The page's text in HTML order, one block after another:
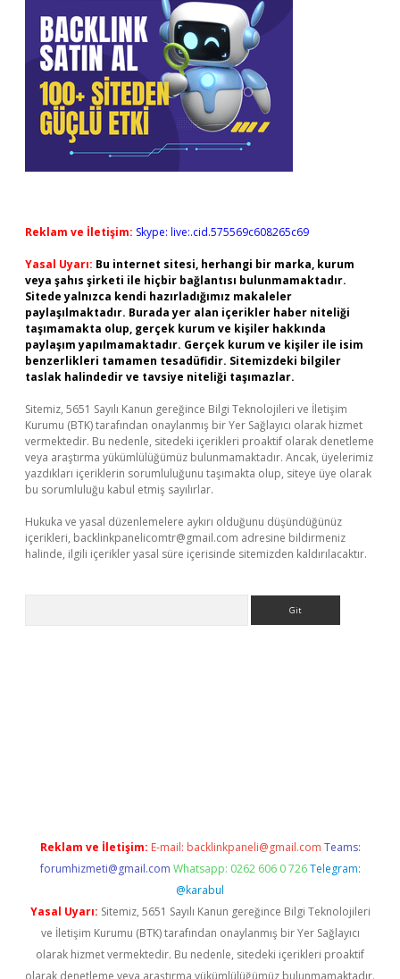
Reklam ve İletişim: Skype: live:.cid.575569c608265c69
Yasal Uyarı: Bu internet sitesi, herhangi bir marka, kurum
veya şahıs şirketi ile hiçbir bağlantısı bulunmamaktadır.
Sitede yalnızca kendi hazırladığımız makaleler
paylaşılmaktadır. Burada yer alan içerikler haber niteliği
taşımamakta olup, gerçek kurum ve kişiler hakkında
paylaşım yapılmamaktadır. Gerçek kurum ve kişiler ile isim
benzerlikleri tamamen tesadüfidir. Sitemizdeki bilgiler
taslak halindedir ve tavsiye niteliği taşımazlar.
Sitemiz, 5651 Sayılı Kanun gereğince Bilgi Teknolojileri ve İletişim
Kurumu (BTK) tarafından onaylanmış bir Yer Sağlayıcı olarak hizmet
vermektedir. Bu nedenle, sitedeki içerikleri proaktif olarak denetleme
veya araştırma yükümlülüğümüz bulunmamaktadır. Ancak, üyelerimiz
yazdıkları içeriklerin sorumluluğunu taşımakta olup, siteye üye olarak
bu sorumluluğu kabul etmiş sayılırlar.
Hukuka ve yasal düzenlemelere aykırı olduğunu düşündüğünüz
içerikleri, backlinkpanelicomtr@gmail.com adresine bildirmeniz
halinde, ilgili içerikler yasal süre içerisinde sitemizden kaldırılacaktır.
Reklam ve İletişim: E-mail: backlinkpaneli@gmail.com Teams:
forumhizmeti@gmail.com Whatsapp: 0262 606 0 726 Telegram:
@karabul
Yasal Uyarı: Sitemiz, 5651 Sayılı Kanun gereğince Bilgi Teknolojileri
ve İletişim Kurumu (BTK) tarafından onaylanmış bir Yer Sağlayıcı
olarak hizmet vermektedir. Bu nedenle, sitedeki içerikleri proaktif
olarak denetleme veya araştırma yükümlülüğümüz bulunmamaktadır.